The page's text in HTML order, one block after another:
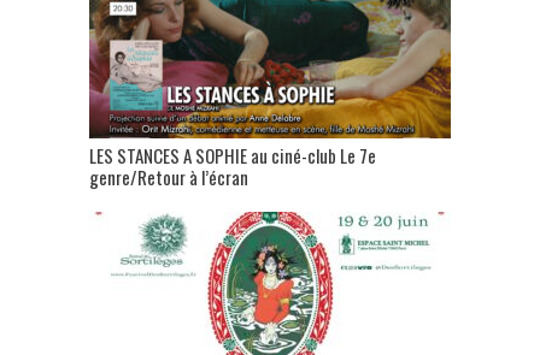
LES STANCES A SOPHIE au ciné-club Le 7e
genre/Retour à l’écran